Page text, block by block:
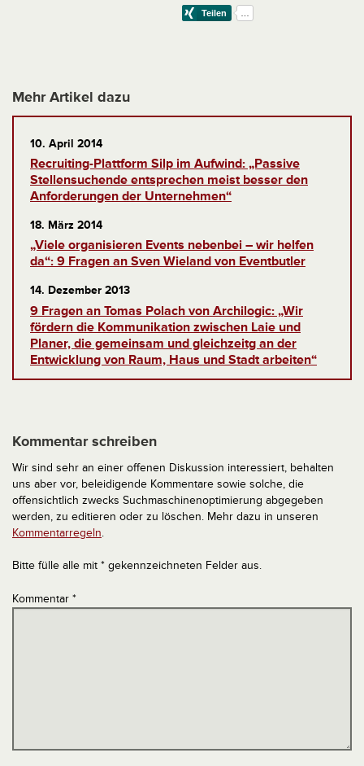
Mehr Artikel dazu
10. April 2014
Recruiting-Plattform Silp im Aufwind: „Passive
Stellensuchende entsprechen meist besser den
Anforderungen der Unternehmen“
18. März 2014
„Viele organisieren Events nebenbei – wir helfen
da“: 9 Fragen an Sven Wieland von Eventbutler
14. Dezember 2013
9 Fragen an Tomas Polach von Archilogic: „Wir
fördern die Kommunikation zwischen Laie und
Planer, die gemeinsam und gleichzeitg an der
Entwicklung von Raum, Haus und Stadt arbeiten“
Kommentar schreiben
Wir sind sehr an einer offenen Diskussion interessiert, behalten
uns aber vor, beleidigende Kommentare sowie solche, die
offensichtlich zwecks Suchmaschinenoptimierung abgegeben
werden, zu editieren oder zu löschen. Mehr dazu in unseren
Kommentarregeln.
Bitte fülle alle mit * gekennzeichneten Felder aus.
Kommentar *